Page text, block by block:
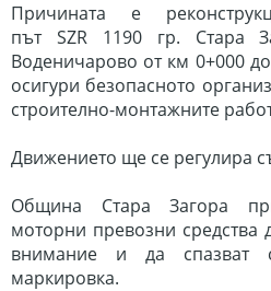
Причината е
път SZR1190 гр. Стара
Воденичарово от км 0+000
осигури безопасното
строително-монтажните
Движението ще се регулира
Община Стара Загора
моторни превозни
внимание и да спазват
маркировка.